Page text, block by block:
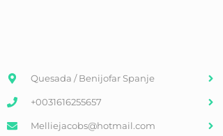
Quesada / Benijofar Spanje
+0031616255657
Melliejacobs@hotmail.com